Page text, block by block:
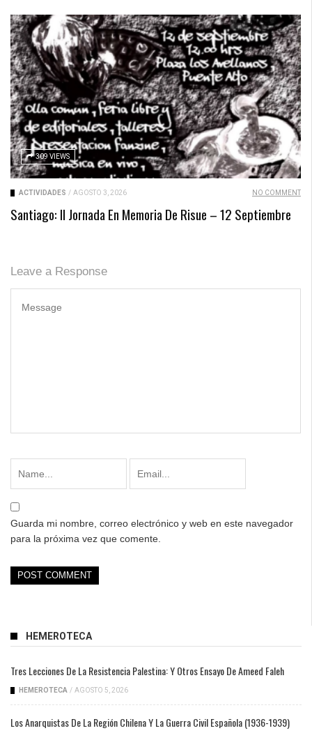
309 VIEWS
ACTIVIDADES / AGOSTO 3, 2026 NO COMMENT
Santiago: II Jornada En Memoria De Risue – 12 Septiembre
Leave a Response
Guarda mi nombre, correo electrónico y web en este navegador
para la próxima vez que comente.
HEMEROTECA
Tres Lecciones De La Resistencia Palestina: Y Otros Ensayo De Ameed Faleh
HEMEROTECA / AGOSTO 5, 2026
Los Anarquistas De La Región Chilena Y La Guerra Civil Española (1936-1939)